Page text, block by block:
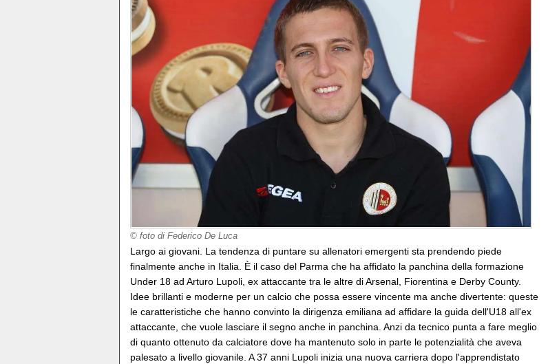
© foto di Federico De Luca
Largo ai giovani. La tendenza di puntare su allenatori emergenti sta prendendo piede
finalmente anche in Italia. È il caso del Parma che ha affidato la panchina della formazione
Under 18 ad Arturo Lupoli, ex attaccante tra le altre di Arsenal, Fiorentina e Derby County.
Idee brillanti e moderne per un calcio che possa essere vincente ma anche divertente: queste
le caratteristiche che hanno convinto la dirigenza emiliana ad affidare la guida dell'U18 all'ex
attaccante, che vuole lasciare il segno anche in panchina. Anzi da tecnico punta a fare meglio
di quanto ottenuto da calciatore dove ha mantenuto solo in parte le potenzialità che aveva
palesato a livello giovanile. A 37 anni Lupoli inizia una nuova carriera dopo l'apprendistato